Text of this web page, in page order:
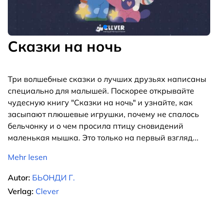
Сказки на ночь
Три волшебные сказки о лучших друзьях написаны
специально для малышей. Поскорее открывайте
чудесную книгу "Сказки на ночь" и узнайте, как
засыпают плюшевые игрушки, почему не спалось
бельчонку и о чем просила птицу сновидений
маленькая мышка. Это только на первый взгляд...
Mehr lesen
Autor: БЬОНДИ Г.
Verlag: Clever